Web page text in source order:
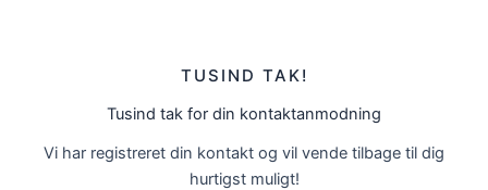
TUSIND TAK!
Tusind tak for din kontaktanmodning
Vi har registreret din kontakt og vil vende tilbage til dig
hurtigst muligt!